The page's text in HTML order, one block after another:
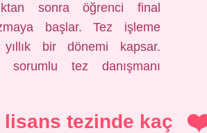
sonra öğrenci final
başlar. Tez işleme
bir dönemi kapsar.
sorumlu tez danışmanı
tezinde kaç